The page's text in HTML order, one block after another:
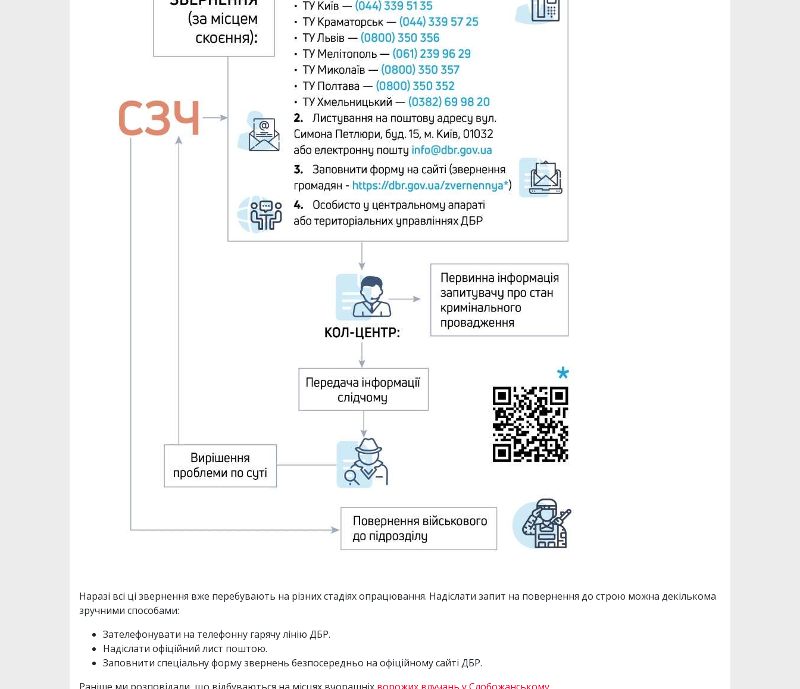
Наразі всі ці звернення вже перебувають на різних стадіях опрацювання. Надіслати запит на повернення до строю можна декількома
зручними способами:
Зателефонувати на телефонну гарячу лінію ДБР.
Надіслати офіційний лист поштою.
Заповнити спеціальну форму звернень безпосередньо на офіційному сайті ДБР.